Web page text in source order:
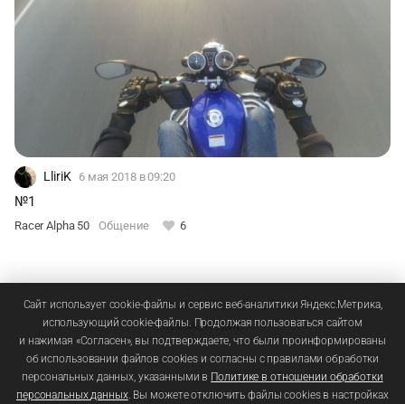
LliriK 6 мая 2018 в 09:20
№1
Racer Alpha 50 Общение 6
Зарегистрируйтесьиливойдите, чтобы добавлять
комментарии
Сайт использует cookie-файлы и сервис веб-аналитики Яндекс.Метрика,
использующий cookie-файлы. Продолжая пользоваться сайтом
и нажимая «Согласен», вы подтверждаете, что были проинформированы
об использовании файлов cookies и согласны с правилами обработки
персональных данных, указанными в Политике в отношении обработки
персональных данных. Вы можете отключить файлы cookies в настройках